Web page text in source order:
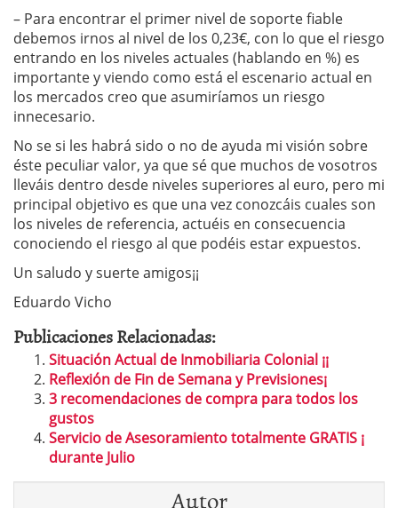
– Para encontrar el primer nivel de soporte fiable
debemos irnos al nivel de los 0,23€, con lo que el riesgo
entrando en los niveles actuales (hablando en %) es
importante y viendo como está el escenario actual en
los mercados creo que asumiríamos un riesgo
innecesario.
No se si les habrá sido o no de ayuda mi visión sobre
éste peculiar valor, ya que sé que muchos de vosotros
lleváis dentro desde niveles superiores al euro, pero mi
principal objetivo es que una vez conozcáis cuales son
los niveles de referencia, actuéis en consecuencia
conociendo el riesgo al que podéis estar expuestos.
Un saludo y suerte amigos¡¡
Eduardo Vicho
Publicaciones Relacionadas:
Situación Actual de Inmobiliaria Colonial ¡¡
Reflexión de Fin de Semana y Previsiones¡
3 recomendaciones de compra para todos los
gustos
Servicio de Asesoramiento totalmente GRATIS ¡
durante Julio
Autor